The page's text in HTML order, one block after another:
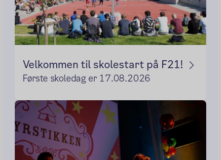
Velkommen til skolestart på F21!
Første skoledag er 17.08.2026